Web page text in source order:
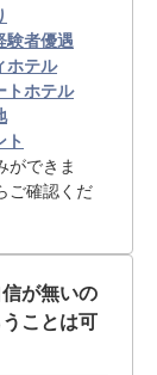
験者優遇
ホテル
トホテル
ト
ができま
ご確認くだ
が無いの
ことは可